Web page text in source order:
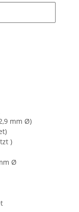
mm Ø)
)
Ø